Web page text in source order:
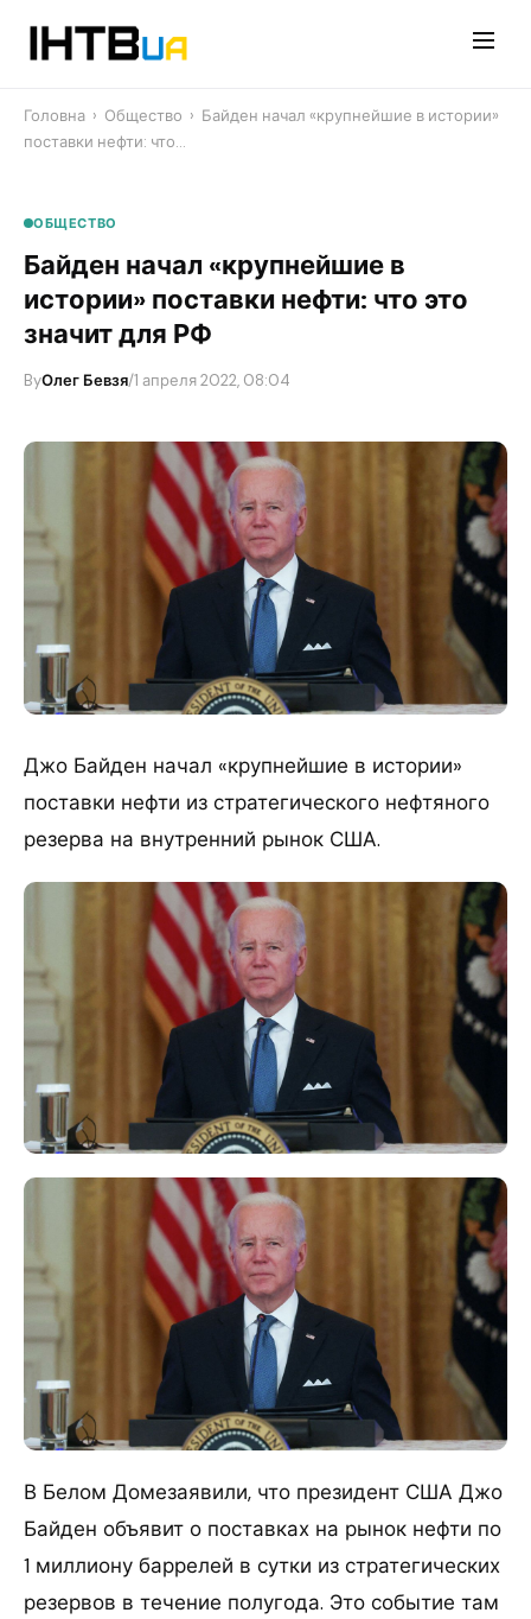
Головна › Общество › Байден начал «крупнейшие в истории»
поставки нефти: что…
ОБЩЕСТВО
Байден начал «крупнейшие в
истории» поставки нефти: что это
значит для РФ
ByОлег Бевзя/1 апреля 2022, 08:04
Джо Байден начал «крупнейшие в истории»
поставки нефти из стратегического нефтяного
резерва на внутренний рынок США.
В Белом Домезаявили, что президент США Джо
Байден объявит о поставках на рынок нефти по
1 миллиону баррелей в сутки из стратегических
резервов в течение полугода. Это событие там